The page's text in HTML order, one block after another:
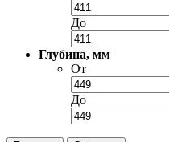
До
Глубина, мм
От
До